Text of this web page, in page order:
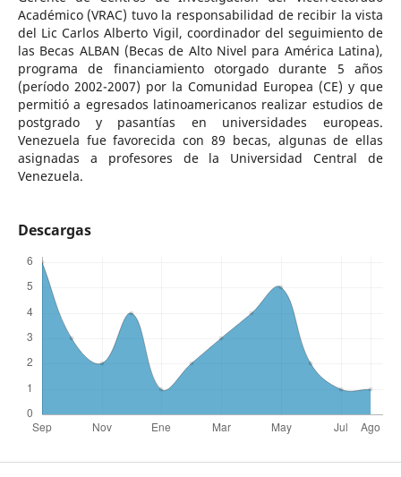
Académico (VRAC) tuvo la responsabilidad de recibir la vista
del Lic Carlos Alberto Vigil, coordinador del seguimiento de
las Becas ALBAN (Becas de Alto Nivel para América Latina),
programa de financiamiento otorgado durante 5 años
(período 2002-2007) por la Comunidad Europea (CE) y que
permitió a egresados latinoamericanos realizar estudios de
postgrado y pasantías en universidades europeas.
Venezuela fue favorecida con 89 becas, algunas de ellas
asignadas a profesores de la Universidad Central de
Venezuela.
Descargas